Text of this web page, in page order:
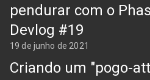
pendurar com o
Devlog #19
19 de junho de 2021
Criando um "pogo-